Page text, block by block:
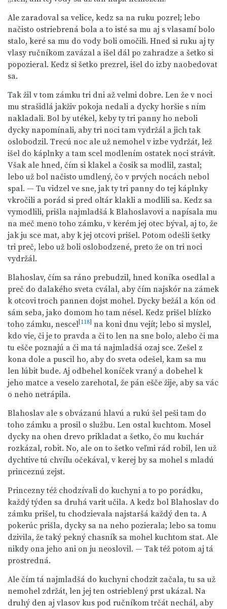
Ale zaradoval sa velice, kedz sa na ruku pozrel; lebo
načisto ostriebrená bola a to isté sa mu aj s vlasamí bolo
stalo, keré sa mu do vody boli omočili. Hned si ruku aj ty
vlasy ručníkom zavázal a išel dál po zahradze a šetko si
popozieral. Kedz si šetko prezrel, išel do izby naobedovat
sa.
Tak žil v tom zámku tri dni až velmi dobre. Len že v noci
mu strašidlá jakživ pokoja nedali a dycky horšie s ním
nakladali. Bol by utékel, keby ty tri panny ho neboli
dycky napomínali, aby tri noci tam vydržál a jich tak
oslobodzil. Trecú noc ale už nemohel v izbe vydržát, lež
išel do káplnky a tam scel modlením ostatek noci strávit.
Však ale hned, čím si klakel a čosik sa modlil, zastal;
lebo už bol načisto umdlený, čo v prvých nocách nebol
spal. — Tu vidzel ve sne, jak ty tri panny do tej káplnky
vkročili a porád si pred oltár klakli a modlili sa. Kedz sa
vymodlili, prišla najmladšá k Blahoslavovi a napísala mu
na meč meno toho zámku, v kerém jej otec býval, aj to, že
jak ju sce mat, aby k jej otcovi prišel. Potom odešli šetky
tri preč, lebo už boli oslobodzené, preto že on tri noci
vydržál.
Blahoslav, čím sa ráno prebudzil, hned koníka osedlal a
preč do dalakého sveta cválal, aby čím najskór na zámek
k otcovi troch pannen dojst mohel. Dycky bežál a kón od
sám seba, jako domom ho tam nésel. Kedz prišel blízko
toho zámku, nescel[118] na koni dnu vejít; lebo si myslel,
kdo vie, či je to pravda a či to len na sne bolo, alebo či ma
tu ešče poznajú a či ma tá najmladšá ozaj sce. Zešel z
kona dole a puscil ho, aby do sveta odešel, kam sa mu
len lúbit bude. Aj odbehel koníček vraný a dobehel k
jeho matce a veselo zarehotal, že pán ešče žije, aby sa vác
o neho netrápila.
Blahoslav ale s obvázanú hlavú a rukú šel peši tam do
toho zámku a prosil o službu. Len ostal kuchtom. Mosel
dycky na ohen drevo prikladat a šetko, čo mu kuchár
rozkázal, robit. No, ale on to šetko veľmi rád robil, len už
dychtive tú chvílu očekával, v kerej by sa mohel s mladú
princeznú zejst.
Princezny též chodzívali do kuchyni a to po porádku,
každý týden sa druhá varit učila. A kedz bol Blahoslav do
zámku prišel, tu chodzievala najstaršá každý den ta. A
pokerúc prišla, dycky sa na neho pozierala; lebo sa tomu
dzivila, že taký pekný chasník sa mohel kuchtom stat. Ale
nikdy ona jeho ani on ju neoslovil. — Tak též potom aj tá
prostredná.
Ale čím tá najmladšá do kuchyni chodzit začala, tu sa už
nemohel zdržát, len jej ten ostrieblený prst ukázal. Na
druhý den aj vlasov kus pod ručníkom trčát nechál, aby